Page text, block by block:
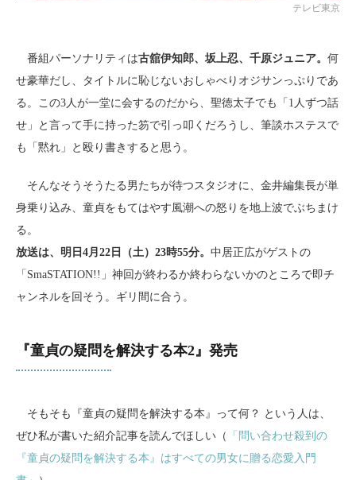
テレビ東京
番組パーソナリティは古舘伊知郎、坂上忍、千原ジュニア。 何
せ豪華だし、タイトルに恥じないおしゃべりオジサンっぷりであ
る。この3人が一堂に会するのだから、聖徳太子でも「1人ずつ話
せ」と言って手に持った笏で引っ叩くだろうし、筆談ホステスで
も「黙れ」と殴り書きすると思う。
そんなそうそうたる男たちが待つスタジオに、金井編集長が単
身乗り込み、童貞をもてはやす風潮への怒りを地上波でぶちまけ
る。
放送は、明日4月22日（土）23時55分。 中居正広がゲストの
「SmaSTATION!!」神回が終わるか終わらないかのところで即チ
ャンネルを回そう。ギリ間に合う。
『童貞の疑問を解決する本2』発売
そもそも『童貞の疑問を解決する本』って何？ という人は、
ぜひ私が書いた紹介記事を読んでほしい（
「問い合わせ殺到の
『童貞の疑問を解決する本』はすべての男女に贈る恋愛入門